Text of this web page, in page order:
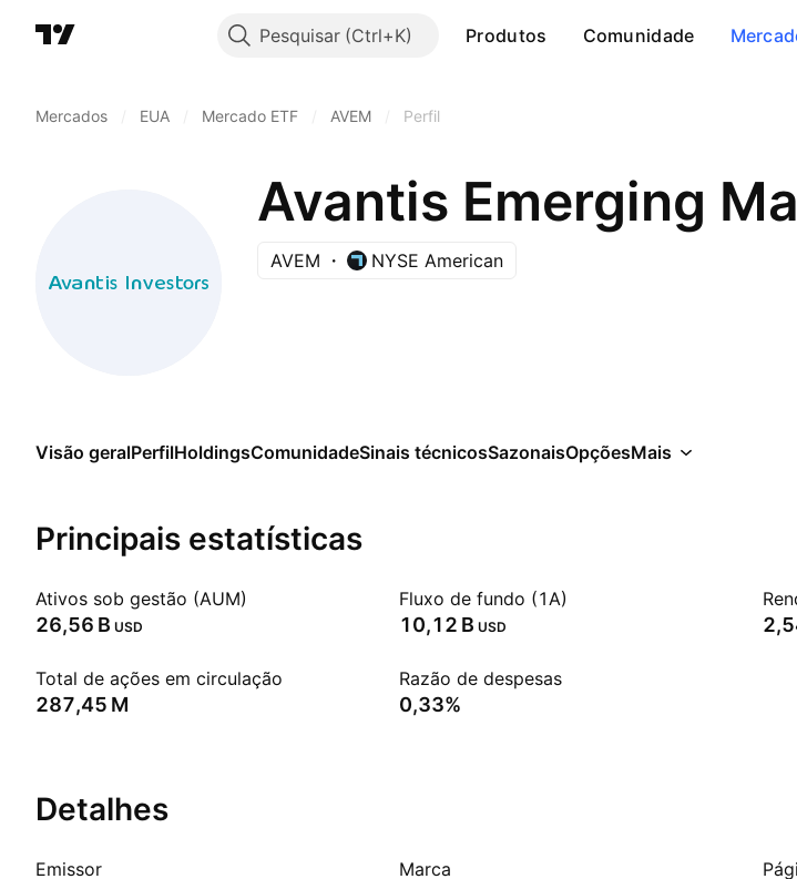
Pesquisar Produtos Comunidade
Mercados EUA Mercado ETF AVEM Perfil
Avantis Emerging
AVEM NYSE American
Visão geralPerfilHoldingsComunidadeSinais técnicosSazonaisOpçõesMais
Principais estatísticas
Ativos sob gestão (AUM)
‪26,56 B‬ USD
Fluxo de fundo (1A)
‪10,12 B‬ USD
Total de ações em circulação
‪287,45 M‬
Razão de despesas
0,33%
Detalhes
Emissor Marca